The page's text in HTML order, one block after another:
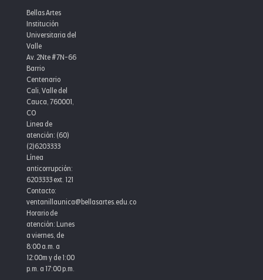
Bellas Artes
Institución
Universitaria del
Valle
Av. 2Nte #7N-66
Barrio
Centenario
Cali, Valle del
Cauca, 760001,
CO
Linea de
atención: (60)
(2)6203333
Línea
anticorrupción:
6203333 ext. 121
Contacto:
ventanillaunica@bellasartes.edu.co
Horario de
atención: Lunes
a viernes, de
8:00 a.m. a
12:00m y de 1:00
p.m. a 17:00 p.m.